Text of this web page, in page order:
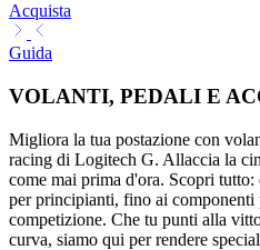
Acquista
Guida
VOLANTI, PEDALI E
Migliora la tua postazione con
racing di Logitech G. Allaccia la
come mai prima d'ora. Scopri
per principianti, fino ai componenti
competizione. Che tu punti alla
curva, siamo qui per rendere